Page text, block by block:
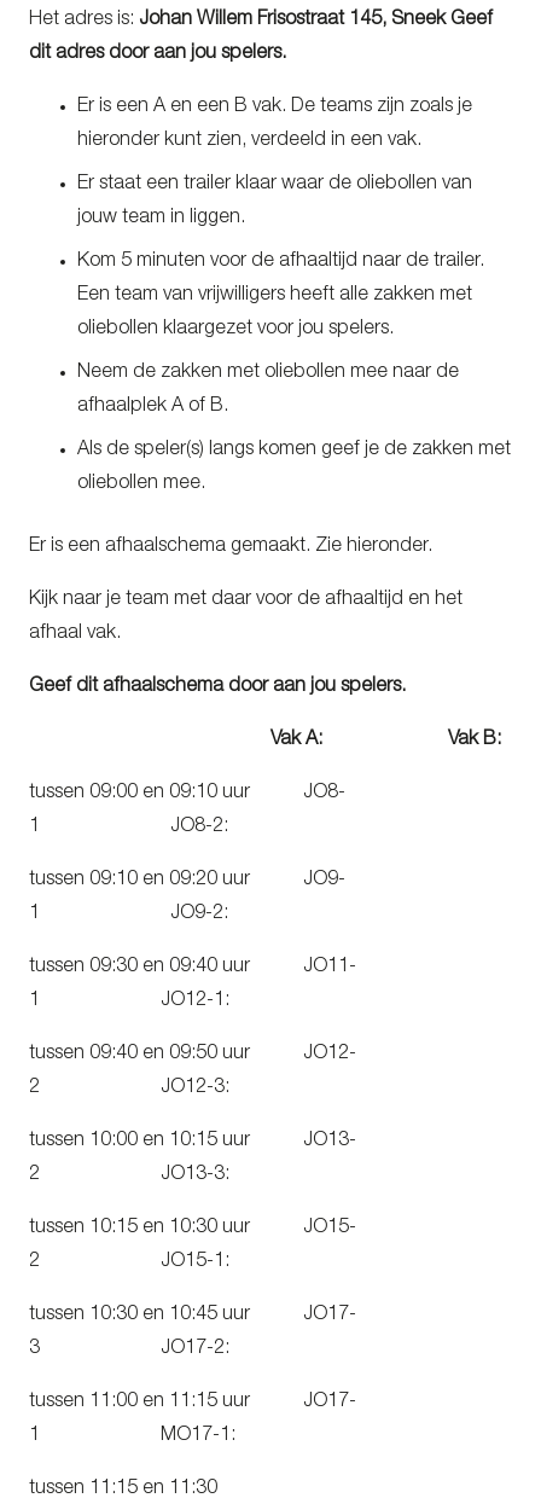
Het adres is: Johan Willem Frisostraat 145, Sneek Geef
dit adres door aan jou spelers.
Er is een A en een B vak. De teams zijn zoals je
hieronder kunt zien, verdeeld in een vak.
Er staat een trailer klaar waar de oliebollen van
jouw team in liggen.
Kom 5 minuten voor de afhaaltijd naar de trailer.
Een team van vrijwilligers heeft alle zakken met
oliebollen klaargezet voor jou spelers.
Neem de zakken met oliebollen mee naar de
afhaalplek A of B.
Als de speler(s) langs komen geef je de zakken met
oliebollen mee.
Er is een afhaalschema gemaakt. Zie hieronder.
Kijk naar je team met daar voor de afhaaltijd en het
afhaal vak.
Geef dit afhaalschema door aan jou spelers.
Vak A: Vak B:
tussen 09:00 en 09:10 uur JO8-
1 JO8-2:
tussen 09:10 en 09:20 uur JO9-
1 JO9-2:
tussen 09:30 en 09:40 uur JO11-
1 JO12-1:
tussen 09:40 en 09:50 uur JO12-
2 JO12-3:
tussen 10:00 en 10:15 uur JO13-
2 JO13-3:
tussen 10:15 en 10:30 uur JO15-
2 JO15-1:
tussen 10:30 en 10:45 uur JO17-
3 JO17-2:
tussen 11:00 en 11:15 uur JO17-
1 MO17-1:
tussen 11:15 en 11:30